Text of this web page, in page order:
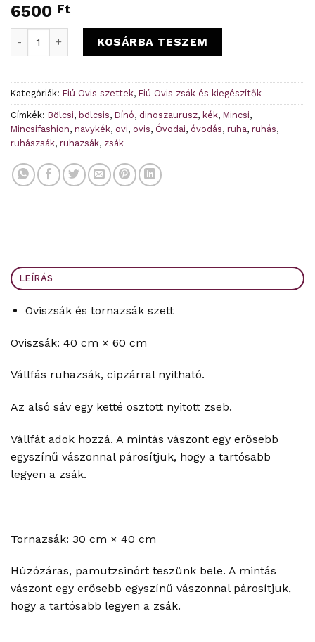
6500 Ft
Dínó - Világoskék - Oviszsák és tornazsák szett mennyiség
KOSÁRBA TESZEM
Kategóriák: Fiú Ovis szettek, Fiú Ovis zsák és kiegészítők
Címkék: Bölcsi, bölcsis, Dínó, dinoszaurusz, kék, Mincsi,
Mincsifashion, navykék, ovi, ovis, Óvodai, óvodás, ruha, ruhás,
ruhászsák, ruhazsák, zsák
LEÍRÁS
Oviszsák és tornazsák szett
Oviszsák: 40 cm × 60 cm
Vállfás ruhazsák, cipzárral nyitható.
Az alsó sáv egy ketté osztott nyitott zseb.
Vállfát adok hozzá. A mintás vászont egy erősebb
egyszínű vászonnal párosítjuk, hogy a tartósabb
legyen a zsák.
Tornazsák: 30 cm × 40 cm
Húzózáras, pamutzsinórt teszünk bele. A mintás
vászont egy erősebb egyszínű vászonnal párosítjuk,
hogy a tartósabb legyen a zsák.